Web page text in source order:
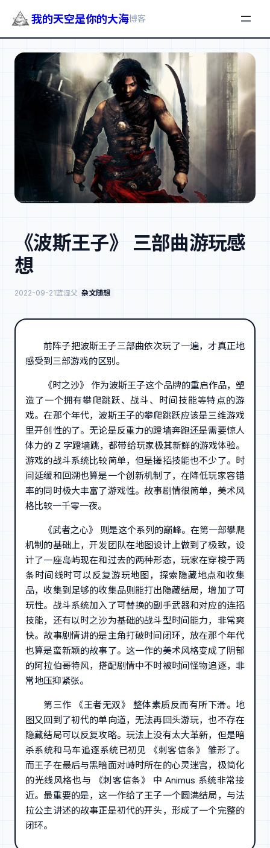
我的天空是你的大海博客
《波斯王子》 三部曲游玩感
想
2022-09-21蓝湿父 杂文随想
前阵子把波斯王子三部曲依次玩了一遍，才真正地
感受到三部游戏的区别。
《时之沙》 作为波斯王子这个品牌的重启作品，塑
造了一个拥有攀爬跳跃、战斗、时间技能等特点的游
戏。在那个年代，波斯王子的攀爬跳跃应该是三维游戏
里开创性的了。无论是反重力的蹬墙奔跑还是需要惊人
体力的 Z 字蹬墙跳，都带给玩家极其新鲜的游戏体验。
游戏的战斗系统比较简单，但是搓招技能也不少了。时
间延缓和回溯也算是一个创新机制了，在降低玩家容错
率的同时极大丰富了游戏性。故事剧情很简单，美术风
格比较一千零一夜。
《武者之心》 则是这个系列的巅峰。在第一部攀爬
机制的基础上，开发团队在地图设计上做到了极致，设
计了一座岛屿现在和过去的两种形态，玩家在穿梭于两
条时间线时可以反复游玩地图，探索隐藏地点和收集
品，收集到足够的收集品则能打出隐藏结局，增加了可
玩性。战斗系统加入了可替换的副手武器和对应的连招
技能，还有以时之沙为基础的战斗型时间能力，非常爽
快。故事剧情讲的是主角打破时间闭环，放在那个年代
也算是蛮新颖的故事了。这一作的美术风格变成了阴郁
的阿拉伯哥特风，搭配剧情中不时被时间怪物追逐，非
常地压抑紧张。
第三作 《王者无双》 整体素质反而有所下滑。地
图又回到了初代的单向道，无法再回头游玩，也不存在
隐藏结局可以反复攻略。玩法上没有太大革新，但是暗
杀系统和马车追逐系统已初见 《刺客信条》 雏形了。
而王子在最后与黑暗面对峙时所在的心灵迷宫，极简化
的光线风格也与 《刺客信条》 中 Animus 系统非常接
近。最重要的是，这一作给了王子一个圆满结局，与法
拉公主讲述的故事正是初代的开头，形成了一个完整的
闭环。